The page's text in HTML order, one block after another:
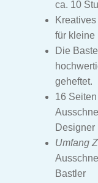
Neues
Designer
ca. 10
für kleine
Die
geheftet.
16
Designer
Umfang
Bastler